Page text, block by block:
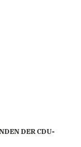
DER CDU-